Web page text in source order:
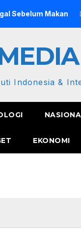
Sebelum Makan
Indonesia &
EKONOMI